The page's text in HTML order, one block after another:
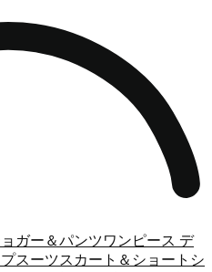
ガー＆パンツワンピース デ
スーツスカート＆ショート シ